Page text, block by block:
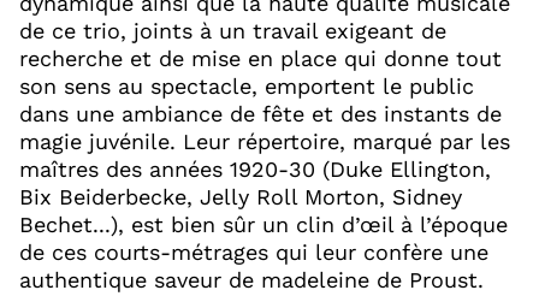
de ce trio, joints à un travail exigeant de
recherche et de mise en place qui donne tout
son sens au spectacle, emportent le public
dans une ambiance de fête et des instants de
magie juvénile. Leur répertoire, marqué par les
maîtres des années 1920-30 (Duke Ellington,
Bix Beiderbecke, Jelly Roll Morton, Sidney
Bechet...), est bien sûr un clin d’œil à l’époque
de ces courts-métrages qui leur confère une
authentique saveur de madeleine de Proust.